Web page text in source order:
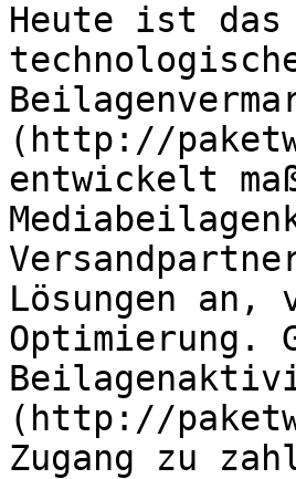
Heute ist das
(http://
entwickelt
Lösungen
Optimierung.
(http://
Zugang zu